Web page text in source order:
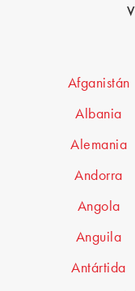
V
Afganistán
Albania
Alemania
Andorra
Angola
Anguila
Antártida